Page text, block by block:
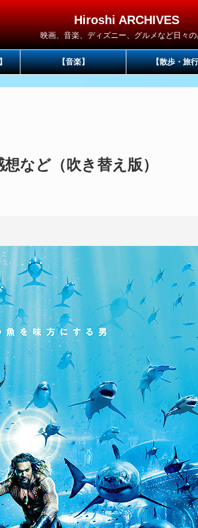
Hiroshi ARCHIVES
映画、音楽、ディズニー、グルメなど日々の
【音楽】 【散歩・旅
など（吹き替え版）